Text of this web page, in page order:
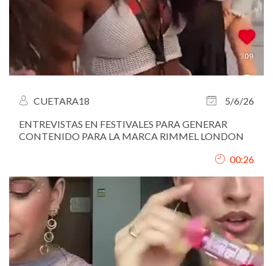
CUETARA18
5/6/26
ENTREVISTAS EN FESTIVALES PARA GENERAR
CONTENIDO PARA LA MARCA RIMMEL LONDON
00:26